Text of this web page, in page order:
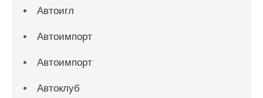
Автоигл
Автоимпорт
Автоимпорт
Автоклуб